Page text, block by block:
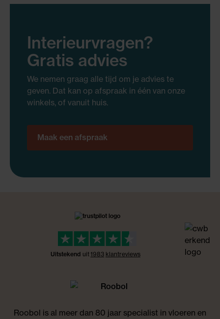
Interieurvragen?
Gratis advies
We nemen graag alle tijd om je advies te
geven. Dat kan op afspraak in één van onze
winkels, of vanuit huis.
Maak een afspraak
Roobol is al meer dan 80 jaar specialist in vloeren en
Uitstekend uit 1983 klantreviews